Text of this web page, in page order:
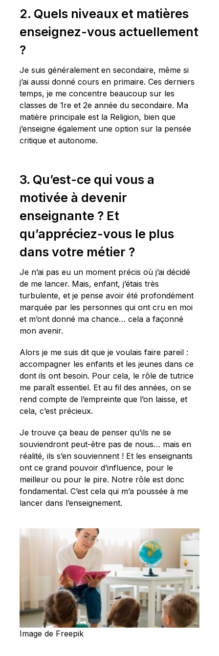
2. Quels niveaux et matières
enseignez-vous actuellement
?
Je suis généralement en secondaire, même si
j’ai aussi donné cours en primaire. Ces derniers
temps, je me concentre beaucoup sur les
classes de 1re et 2e année du secondaire. Ma
matière principale est la Religion, bien que
j’enseigne également une option sur la pensée
critique et autonome.
3. Qu’est-ce qui vous a
motivée à devenir
enseignante ? Et
qu’appréciez-vous le plus
dans votre métier ?
Je n’ai pas eu un moment précis où j’ai décidé
de me lancer. Mais, enfant, j’étais très
turbulente, et je pense avoir été profondément
marquée par les personnes qui ont cru en moi
et m’ont donné ma chance… cela a façonné
mon avenir.
Alors je me suis dit que je voulais faire pareil :
accompagner les enfants et les jeunes dans ce
dont ils ont besoin. Pour cela, le rôle de tutrice
me paraît essentiel. Et au fil des années, on se
rend compte de l’empreinte que l’on laisse, et
cela, c’est précieux.
Je trouve ça beau de penser qu’ils ne se
souviendront peut-être pas de nous… mais en
réalité, ils s’en souviennent ! Et les enseignants
ont ce grand pouvoir d’influence, pour le
meilleur ou pour le pire. Notre rôle est donc
fondamental. C’est cela qui m’a poussée à me
lancer dans l’enseignement.
Image de Freepik